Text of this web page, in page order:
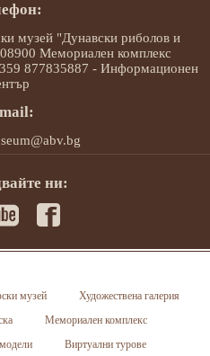
музей "Дунавски риболов и
Мемориален комплекс
877835887 - Информационен
ни:
музей
Художествена галерия
Мемориален комплекс
Виртуални турове